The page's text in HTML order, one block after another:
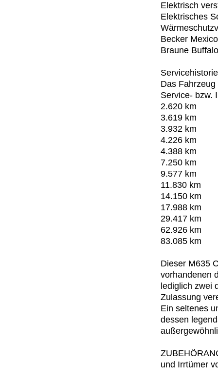
Elektrisch
Elektrisches
Becker
Braune
Servicehistorie
Das
Service- bzw.
2.620 km
3.619 km
3.932 km
4.226 km
4.388 km
7.250 km
9.577 km
11.830 km
14.150 km
17.988 km
29.417 km
62.926 km
83.085 km
Dieser M635
vorhandenen
lediglich zwei
Zulassung
Ein seltenes
dessen
und Irrtümer